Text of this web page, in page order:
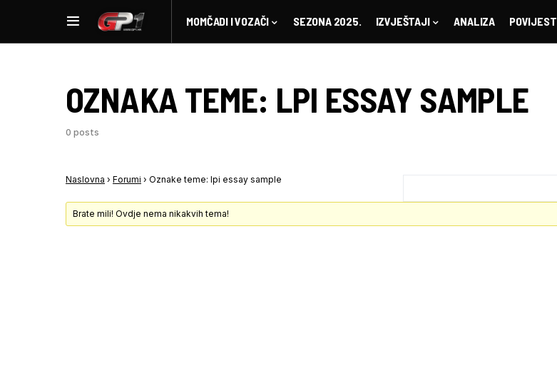
MOMČADI I VOZAČI SEZONA 2025. IZVJEŠTAJI ANALIZA POVIJEST
OZNAKA TEME: LPI ESSAY SAMPLE
0 posts
Naslovna › Forumi › Oznake teme: lpi essay sample
Brate mili! Ovdje nema nikakvih tema!